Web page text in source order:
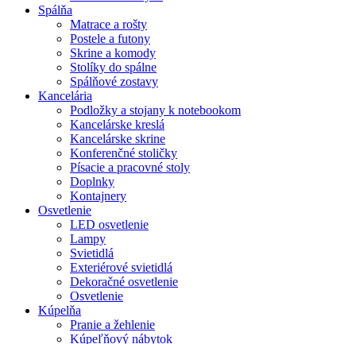
Spálňa
Matrace a rošty
Postele a futony
Skrine a komody
Stolíky do spálne
Spálňové zostavy
Kancelária
Podložky a stojany k notebookom
Kancelárske kreslá
Kancelárske skrine
Konferenčné stoličky
Písacie a pracovné stoly
Doplnky
Kontajnery
Osvetlenie
LED osvetlenie
Lampy
Svietidlá
Exteriérové svietidlá
Dekoračné osvetlenie
Osvetlenie
Kúpelňa
Pranie a žehlenie
Kúpeľňový nábytok